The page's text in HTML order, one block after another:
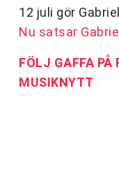
12 juli gör
Nu satsar
FÖLJ GAFFA PÅ
MUSIKNYTT